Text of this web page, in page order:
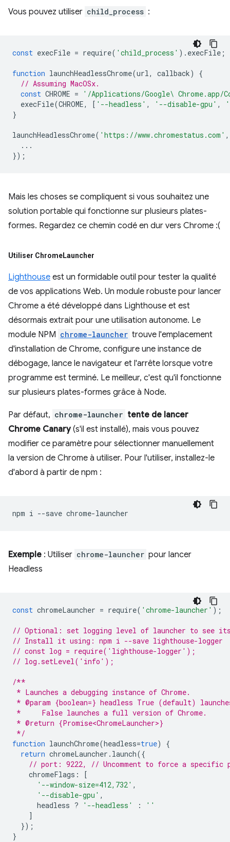
Vous pouvez utiliser child_process :
const execFile = require( 'child_process' ). execFile ;
function launchHeadlessChrome(url, callback)
{
// Assuming MacOSx.
const CHROME =
'/Applications/Google\ Chrome.app/
execFile(CHROME, [ '--headless' , '--disable-gpu' ,
}
launchHeadlessChrome( 'https://www.chromestatus.com' ,
...
});
Mais les choses se compliquent si vous souhaitez une
solution portable qui fonctionne sur plusieurs plates-
formes. Regardez ce chemin codé en dur vers Chrome :(
Utiliser ChromeLauncher
Lighthouse est un formidable outil pour tester la qualité
de vos applications Web. Un module robuste pour lancer
Chrome a été développé dans Lighthouse et est
désormais extrait pour une utilisation autonome. Le
module NPM chrome-launcher trouve l'emplacement
d'installation de Chrome, configure une instance de
débogage, lance le navigateur et l'arrête lorsque votre
programme est terminé. Le meilleur, c'est qu'il fonctionne
sur plusieurs plates-formes grâce à Node.
Par défaut, chrome-launcher tente de lancer
Chrome Canary(s'il est installé), mais vous pouvez
modifier ce paramètre pour sélectionner manuellement
la version de Chrome à utiliser. Pour l'utiliser, installez-le
d'abord à partir de npm :
npm i --save
Exemple : Utiliser chrome-launcher pour lancer
Headless
const chromeLauncher = require( 'chrome-launcher' );
// Optional: set logging level of launcher to see
// Install it using: npm i --save lighthouse-logger
// const log = require('lighthouse-logger');
// log.setLevel('info');
/**
* Launches a debugging instance of Chrome.
* @param {boolean=} headless True (default)
*     False launches a full version of Chrome.
* @return {Promise<ChromeLauncher>}
*/
function launchChrome(headless=true)
{
return chromeLauncher . launch({
// port: 9222, // Uncomment to force a specific
chromeFlags :
[
'--window-size=412,732' ,
'--disable-gpu' ,
headless ? '--headless' :
''
]
});
}